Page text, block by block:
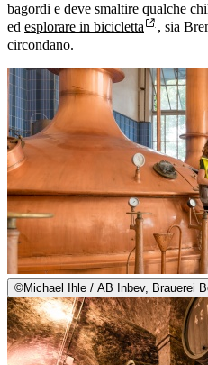
bagordi e deve smaltire qualche
ed esplorare in bicicletta
, sia
circondano.
©Michael Ihle / AB Inbev, Brauerei